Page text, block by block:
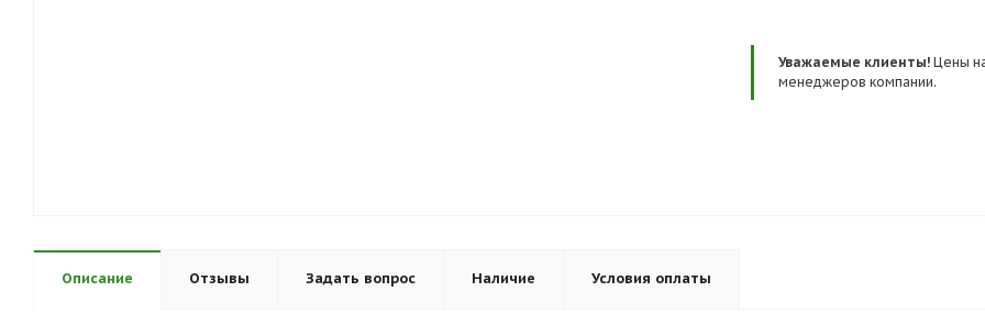
Уважаемые клиенты! Цены
менеджеров компании.
Описание Отзывы Задать вопрос Наличие Условия оплаты